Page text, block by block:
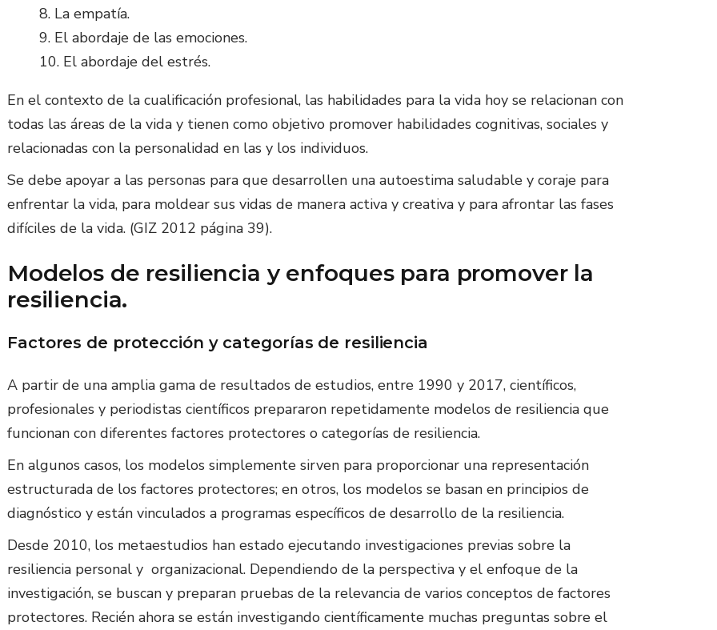
La empatía.
El abordaje de las emociones.
El abordaje del estrés.
En el contexto de la cualificación profesional, las habilidades para la vida hoy se relacionan con
todas las áreas de la vida y tienen como objetivo promover habilidades cognitivas, sociales y
relacionadas con la personalidad en las y los individuos.
Se debe apoyar a las personas para que desarrollen una autoestima saludable y coraje para
enfrentar la vida, para moldear sus vidas de manera activa y creativa y para afrontar las fases
difíciles de la vida. (GIZ 2012 página 39).
Modelos de resiliencia y enfoques para promover la
resiliencia.
Factores de protección y categorías de resiliencia
A partir de una amplia gama de resultados de estudios, entre 1990 y 2017, científicos,
profesionales y periodistas científicos prepararon repetidamente modelos de resiliencia que
funcionan con diferentes factores protectores o categorías de resiliencia.
En algunos casos, los modelos simplemente sirven para proporcionar una representación
estructurada de los factores protectores; en otros, los modelos se basan en principios de
diagnóstico y están vinculados a programas específicos de desarrollo de la resiliencia.
Desde 2010, los metaestudios han estado ejecutando investigaciones previas sobre la
resiliencia personal y organizacional. Dependiendo de la perspectiva y el enfoque de la
investigación, se buscan y preparan pruebas de la relevancia de varios conceptos de factores
protectores. Recién ahora se están investigando científicamente muchas preguntas sobre el